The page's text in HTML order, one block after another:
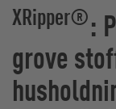
XRipper®:
grove